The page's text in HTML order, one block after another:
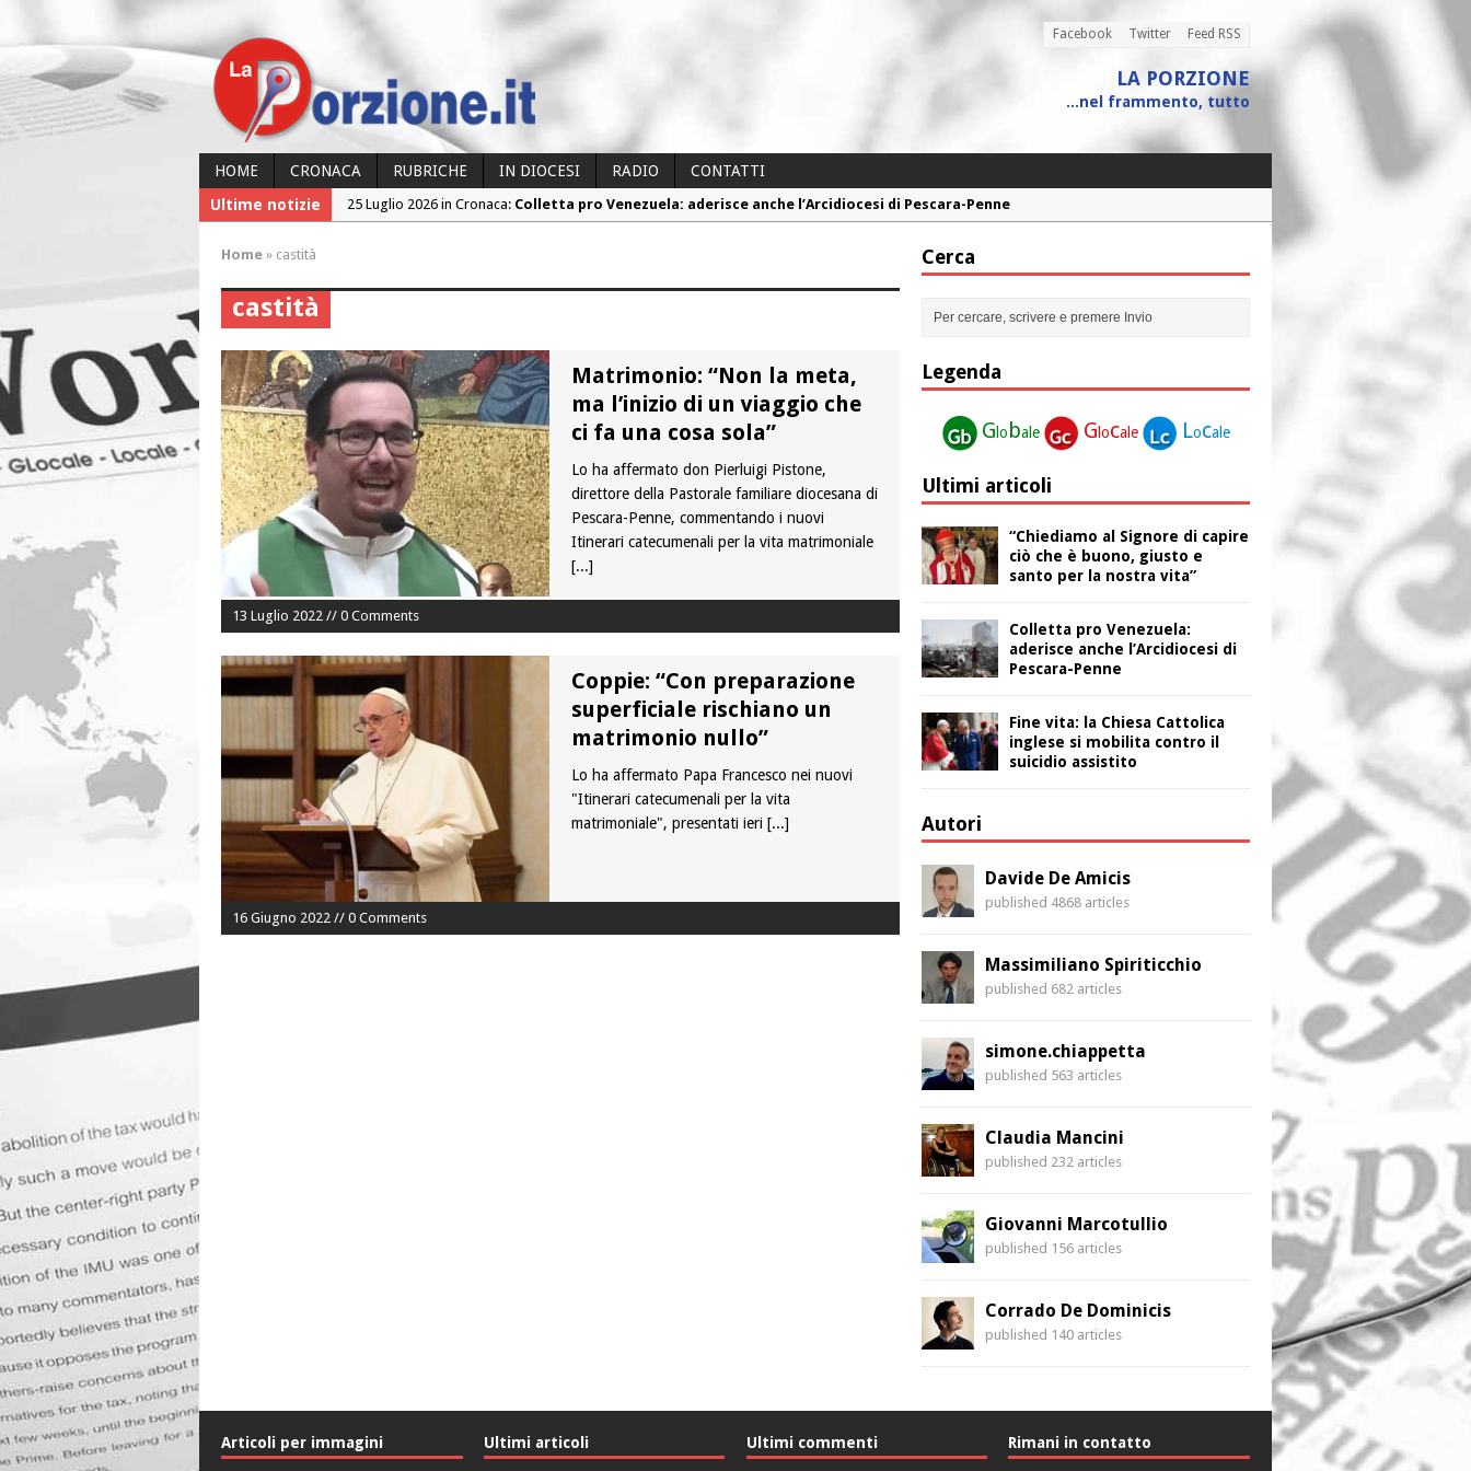
Facebook Twitter Feed RSS
LA PORZIONE
...nel frammento, tutto
HOME CRONACA RUBRICHE IN DIOCESI RADIO
CONTATTI
Ultime notizie
25 Luglio 2026 in Cronaca: Colletta pro Venezuela: aderisce anche l’Arcidiocesi di Pescara-Penne
Torna la festa della Madonnina a Montesilvano: “Tanta la devozione”
Home » castità
castità
Matrimonio: “Non la meta,
ma l’inizio di un viaggio che
ci fa una cosa sola”
Lo ha affermato don Pierluigi Pistone,
direttore della Pastorale familiare diocesana di
Pescara-Penne, commentando i nuovi
Itinerari catecumenali per la vita matrimoniale
[...]
13 Luglio 2022 // 0 Comments
Coppie: “Con preparazione
superficiale rischiano un
matrimonio nullo”
Lo ha affermato Papa Francesco nei nuovi
"Itinerari catecumenali per la vita
matrimoniale", presentati ieri [...]
16 Giugno 2022 // 0 Comments
Cerca
Legenda
G lobale G locale Locale
Ultimi articoli
“Chiediamo al Signore di capire
ciò che è buono, giusto e
santo per la nostra vita”
Colletta pro Venezuela:
aderisce anche l’Arcidiocesi di
Pescara-Penne
Fine vita: la Chiesa Cattolica
inglese si mobilita contro il
suicidio assistito
Autori
Davide De Amicis
published 4868 articles
Massimiliano Spiriticchio
published 682 articles
simone.chiappetta
published 563 articles
Claudia Mancini
published 232 articles
Giovanni Marcotullio
published 156 articles
Corrado De Dominicis
published 140 articles
Articoli per immagini Ultimi articoli Ultimi commenti Rimani in contatto